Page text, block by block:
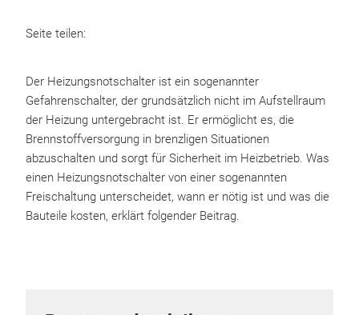
Seite teilen:
Der Heizungsnotschalter ist ein sogenannter
Gefahrenschalter, der grundsätzlich nicht im Aufstellraum
der Heizung untergebracht ist. Er ermöglicht es, die
Brennstoffversorgung in brenzligen Situationen
abzuschalten und sorgt für Sicherheit im Heizbetrieb. Was
einen Heizungsnotschalter von einer sogenannten
Freischaltung unterscheidet, wann er nötig ist und was die
Bauteile kosten, erklärt folgender Beitrag.